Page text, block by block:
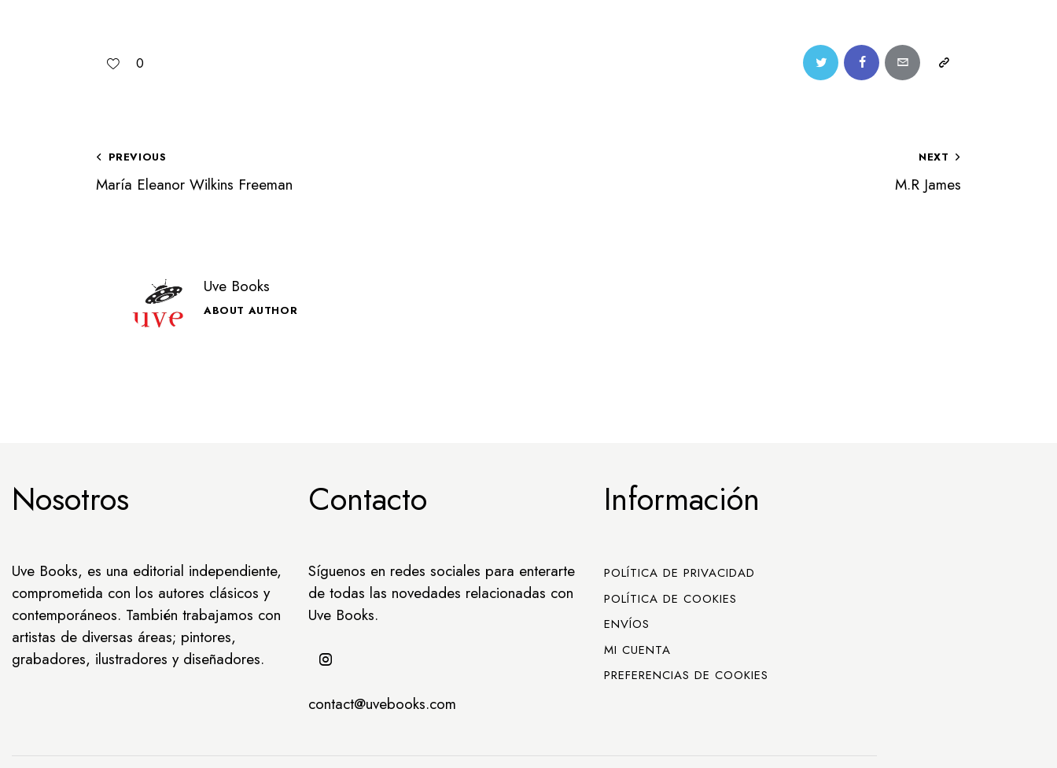
0
PREVIOUS
María Eleanor Wilkins Freeman
NEXT
M.R James
Uve Books
ABOUT AUTHOR
Nosotros
Uve Books, es una editorial independiente,
comprometida con los autores clásicos y
contemporáneos. También trabajamos con
artistas de diversas áreas; pintores,
grabadores, ilustradores y diseñadores.
Contacto
Síguenos en redes sociales para enterarte
de todas las novedades relacionadas con
Uve Books.
contact@uvebooks.com
Información
POLÍTICA DE PRIVACIDAD
POLÍTICA DE COOKIES
ENVÍOS
MI CUENTA
PREFERENCIAS DE COOKIES